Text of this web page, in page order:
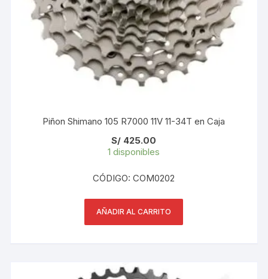
Piñon Shimano 105 R7000 11V 11-34T en Caja
S/ 425.00
1 disponibles
CÓDIGO: COM0202
AÑADIR AL CARRITO